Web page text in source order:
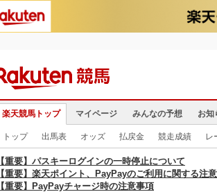
楽天競馬トップ マイページ みんなの予想 お知
トップ 出馬表 オッズ 払戻金 競走成績 レ
【重要】パスキーログインの一時停止について
【重要】楽天ポイント、PayPayのご利用に関する注
【重要】PayPayチャージ時の注意事項